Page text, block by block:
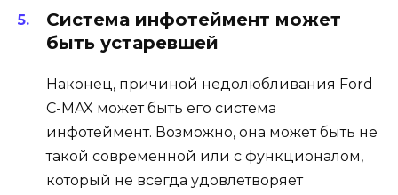
Система инфотеймент может
быть устаревшей
Наконец, причиной недолюбливания Ford
C-MAX может быть его система
инфотеймент. Возможно, она может быть не
такой современной или с функционалом,
который не всегда удовлетворяет